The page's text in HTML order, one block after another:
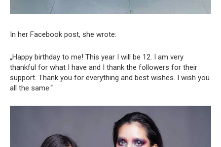
In her Facebook post, she wrote:
„Happy birthday to me! This year I will be 12. I am very
thankful for what I have and I thank the followers for their
support. Thank you for everything and best wishes. I wish you
all the same.“